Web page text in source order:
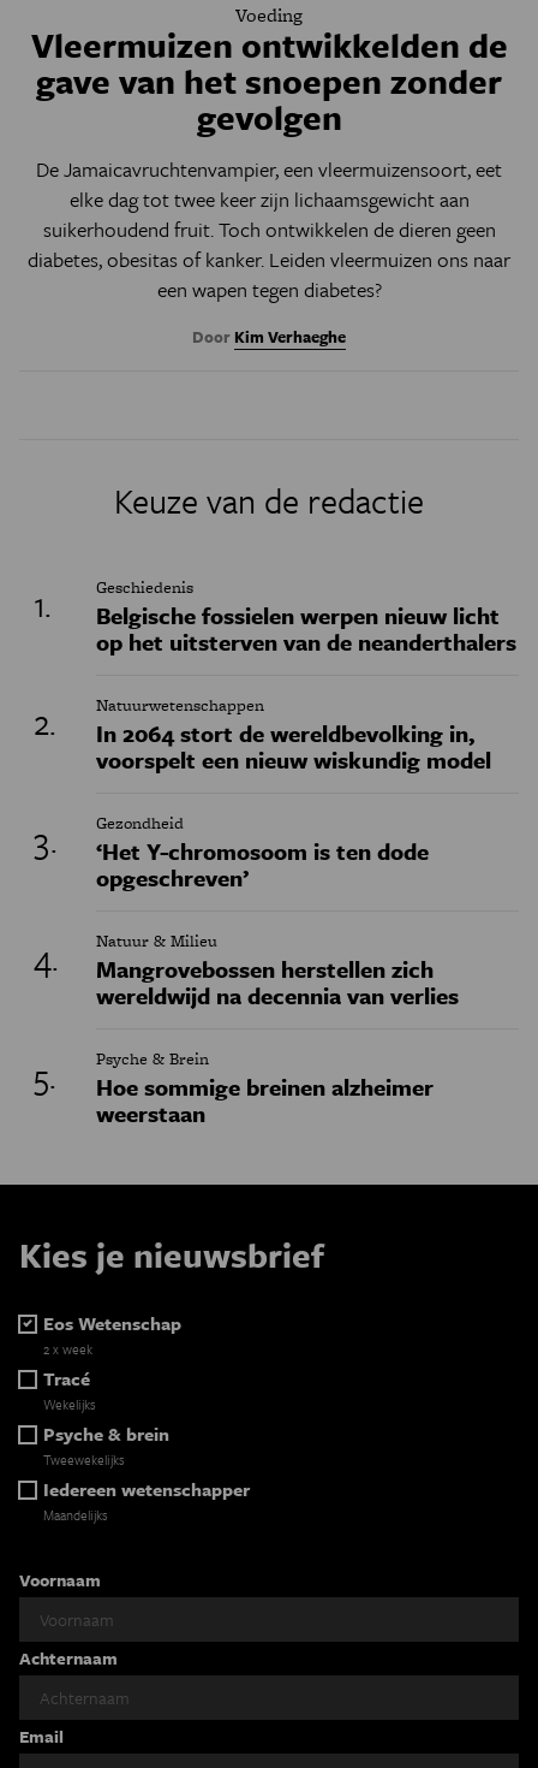
Voeding
Vleermuizen ontwikkelden de
gave van het snoepen zonder
gevolgen
De Jamaicavruchtenvampier, een vleermuizensoort, eet
elke dag tot twee keer zijn lichaamsgewicht aan
suikerhoudend fruit. Toch ontwikkelen de dieren geen
diabetes, obesitas of kanker. Leiden vleermuizen ons naar
een wapen tegen diabetes?
Door Kim Verhaeghe
Keuze van de redactie
Geschiedenis
Belgische fossielen werpen nieuw licht
op het uitsterven van de neanderthalers
Natuurwetenschappen
In 2064 stort de wereldbevolking in,
voorspelt een nieuw wiskundig model
Gezondheid
‘Het Y-chromosoom is ten dode
opgeschreven’
Natuur & Milieu
Mangrovebossen herstellen zich
wereldwijd na decennia van verlies
Psyche & Brein
Hoe sommige breinen alzheimer
weerstaan
Kies je nieuwsbrief
Eos Wetenschap
2 x week
Tracé
Wekelijks
Psyche & brein
Tweewekelijks
Iedereen wetenschapper
Maandelijks
Voornaam
Achternaam
Email